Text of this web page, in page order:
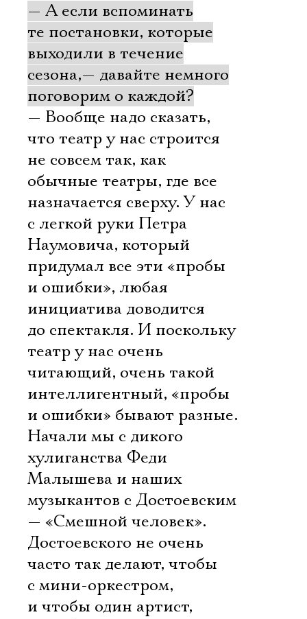
— А если вспоминать
те постановки, которые
выходили в течение
сезона,— давайте немного
поговорим о каждой?
— Вообще надо сказать,
что театр у нас строится
не совсем так, как
обычные театры, где все
назначается сверху. У нас
с легкой руки Петра
Наумовича, который
придумал все эти «пробы
и ошибки», любая
инициатива доводится
до спектакля. И поскольку
театр у нас очень
читающий, очень такой
интеллигентный, «пробы
и ошибки» бывают разные.
Начали мы с дикого
хулиганства Феди
Малышева и наших
музыкантов с Достоевским
— «Смешной человек».
Достоевского не очень
часто так делают, чтобы
с мини-оркестром,
и чтобы один артист,